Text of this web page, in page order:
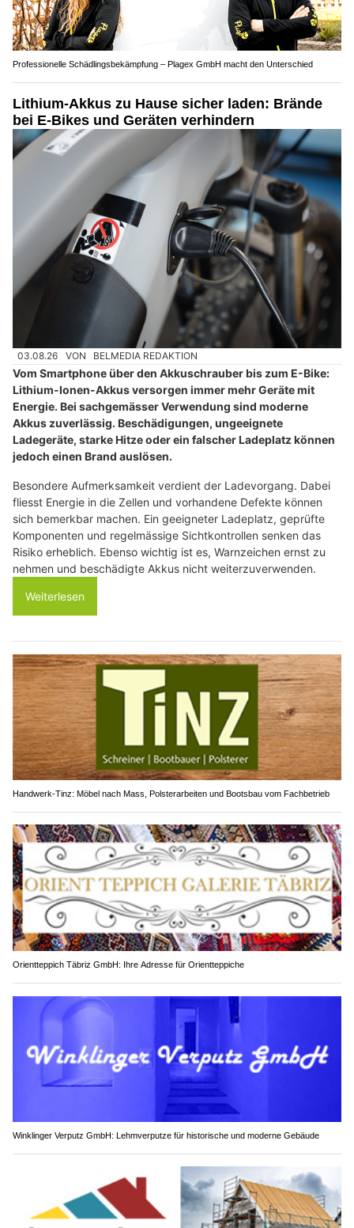
Professionelle Schädlingsbekämpfung – Plagex GmbH macht den Unterschied
Lithium-Akkus zu Hause sicher laden: Brände
bei E-Bikes und Geräten verhindern
03.08.26 VON BELMEDIA REDAKTION
Vom Smartphone über den Akkuschrauber bis zum E-Bike:
Lithium-Ionen-Akkus versorgen immer mehr Geräte mit
Energie. Bei sachgemässer Verwendung sind moderne
Akkus zuverlässig. Beschädigungen, ungeeignete
Ladegeräte, starke Hitze oder ein falscher Ladeplatz können
jedoch einen Brand auslösen.
Besondere Aufmerksamkeit verdient der Ladevorgang. Dabei
fliesst Energie in die Zellen und vorhandene Defekte können
sich bemerkbar machen. Ein geeigneter Ladeplatz, geprüfte
Komponenten und regelmässige Sichtkontrollen senken das
Risiko erheblich. Ebenso wichtig ist es, Warnzeichen ernst zu
nehmen und beschädigte Akkus nicht weiterzuverwenden.
Weiterlesen
Handwerk-Tinz: Möbel nach Mass, Polsterarbeiten und Bootsbau vom Fachbetrieb
Orientteppich Täbriz GmbH: Ihre Adresse für Orientteppiche
Winklinger Verputz GmbH: Lehmverputze für historische und moderne Gebäude